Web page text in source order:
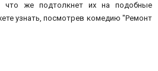
же подтолкнет их на подобные
узнать, посмотрев комедию "Ремонт